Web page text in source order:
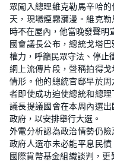
1
%
眾闖入總理維克勒馬辛哈
天，現場煙霧瀰漫。維克
時不在屋內，他當晚發聲明
國會議長公布，總統戈塔
權力，呼籲民眾守法、停止
網上流傳片段，聲稱拍得
情形。他的總統官邸早於
者即使成功迫使總統和總
議長提議國會在本周內選
政府，以安排舉行大選。
外電分析認為政治情勢仍
政府人選亦未必能平息民
國際貨幣基金組織談判，